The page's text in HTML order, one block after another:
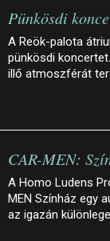
Pünkösdi
A Reök-palota
pünkösdi
illő atmoszférát
CAR-MEN:
A Homo Ludens
MEN Színház egy
az igazán